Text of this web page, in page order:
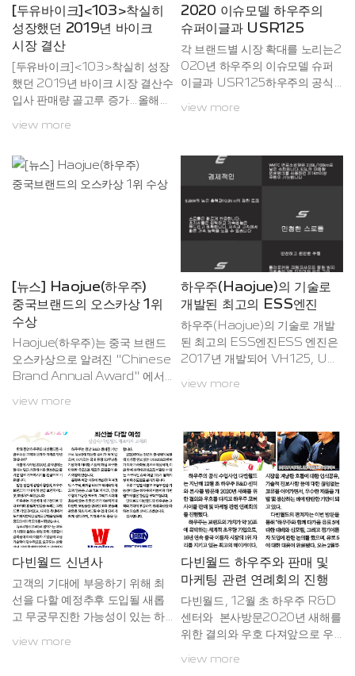
[두유바이크]<103>착실히
성장했던 2019년 바이크
시장 결산
[두유바이크]<103>착실히 성장
했던 2019년 바이크 시장 결산수
입사 판매량 골고루 증가…올해도
도 어느새 한 달이 지나긴 했지만
리해보도록 하겠습니다. 혹시 궁
금하신 독자분들은 작년 이맘때
판매 증가와 국내 브랜드(지금은
국내 생산분이 없습니다만…ㅠㅠ)
의 퇴보가 이어졌습니다. 10년 넘
게 연 10만대 수준인 국내 이륜차
시장에서 수입사...
view more
2020 이슈모델 하우주의
슈퍼이글과 USR125
각 브랜드별 시장 확대를 노리는2
020년 하우주의 이슈모델 슈퍼
이글과 USR125하우주의 공식
론칭 20주년을 기념해 유로5
크, 라이더 최고의 입문용 바이
크, 크루저 바이크, 마지막으로 전
기이륜차까지 다양한 라인업을 선
보일 예정이다.
view more
[뉴스] Haojue(하우주)
중국브랜드의 오스카상 1위
수상
Haojue(하우주)는 중국 브랜드
오스카상으로 알려진 "Chinese
Brand Annual Award" 에서
이상 이어온 정상의 자리를 유지
a Brand Annual Awards" 에
서 세계 브랜드 연구소 (World B
rand Lab)는 Haojue(하우주)
는 Huawei(화웨이), Gree(그리
전기), Haier(하이얼), Lenovo
(레노버) 등 중국에서 활동하는 3
5개의 주요 브랜드와 함께 "201
9 China Brand Annual Awar
d No.1" 를 수상했습니다.업계에
서 "Chinese Brand Oscar"
로 알려진 "Chinese Brand A
nnual Award"는 소비자 브랜드
선호도의 변화를 나타내는 지표이
view more
하우주(Haojue)의 기술로
개발된 최고의 ESS엔진
하우주(Haojue)의 기술로 개발
된 최고의 ESS엔진ESS 엔진은
2017년 개발되어 VH125, US
이글 125에 장착됐습니다.14가지
성능을 라이더에게 제공합니다.지
능적인 전자식 부품, 침술형 실린
더, 경량화된 고속으로 이동하는
부품 그리고 놓은 수준의 공기이
동 흡입구와 같은 14가지 이상의
첨단기술이 모여 ESS엔진이 만
들어 졌습니다. 6.6 kW의 높은
출력과 10 N•M를 높은 토크
를 발생시키지만 소음과 진동이
거의 발생하지 않습니다.14가지의
첨...
view more
다빈월드 신년사
고객의 기대에 부응하기 위해 최
선을 다할 예정추후 도입될 새롭
고 무궁무진한 가능성이 있는 하
관심 부탁
view more
다빈월드 하우주와 판매 및
마케팅 관련 연례회의 진행
다빈월드, 12월 초 하우주 R&D
센터와 본사방문2020년 새해를
위한 결의와 우호 다져앞으로 우
에게 제공 예정
view more